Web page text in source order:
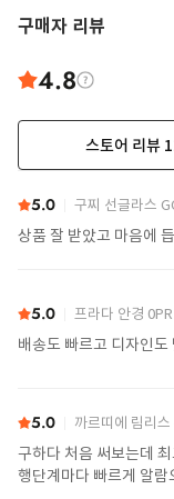
구매자 리뷰
4.8
스토어 리뷰
5.0 구찌 선글라스
상품 잘 받았고 마음에
5.0 프라다 안경
배송도 빠르고 디자인
5.0 까르띠에 림리스 무테
구하다 처음 써보는데
행단계마다 빠르게 알